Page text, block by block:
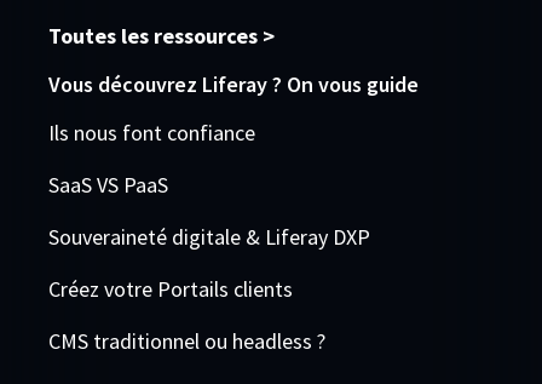
Toutes les ressources >
Vous découvrez Liferay ? On vous guide
Ils nous font confiance
SaaS VS PaaS
Souveraineté digitale & Liferay DXP
Créez votre Portails clients
CMS traditionnel ou headless ?